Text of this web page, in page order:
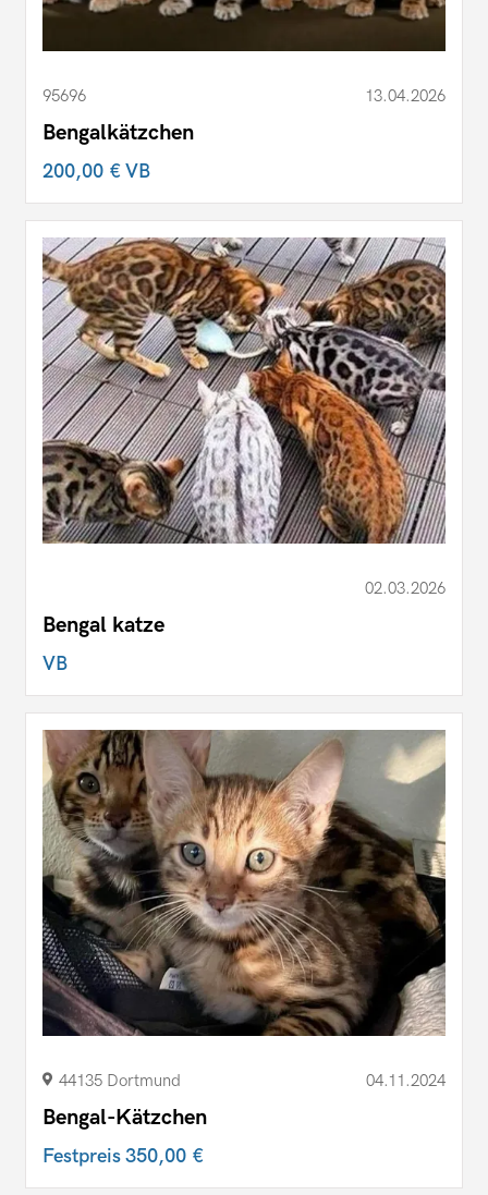
95696 13.04.2026
Bengalkätzchen
200,00 €VB
02.03.2026
Bengal katze
VB
44135 Dortmund 04.11.2024
Bengal-Kätzchen
Festpreis350,00 €